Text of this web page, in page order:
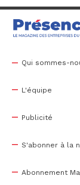
Qui sommes-
L'équipe
Publicité
S'abonner à la
Abonnement